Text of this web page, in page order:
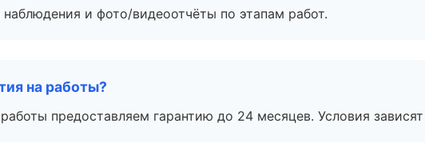
наблюдения и фото/видеоотчёты по этапам работ.
на работы?
предоставляем гарантию до 24 месяцев. Условия зависят